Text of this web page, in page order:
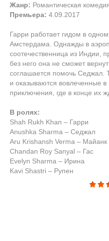
Жанр: Романтическая
Премьера: 4.09.2017
Гарри работает гидом в одном
Амстердама. Однажды в
соотечественница из Индии,
без него она не сможет
соглашается помочь Седжал.
и оказываются вовлеченные
приключения, где в конце их
В ролях:
Shah Rukh Khan – Гарри
Anushka Sharma – Седжал
Aru Krishansh Verma – Майанк
Chandan Roy Sanyal – Гас
Evelyn Sharma – Ирина
Kavi Shastri – Рупен